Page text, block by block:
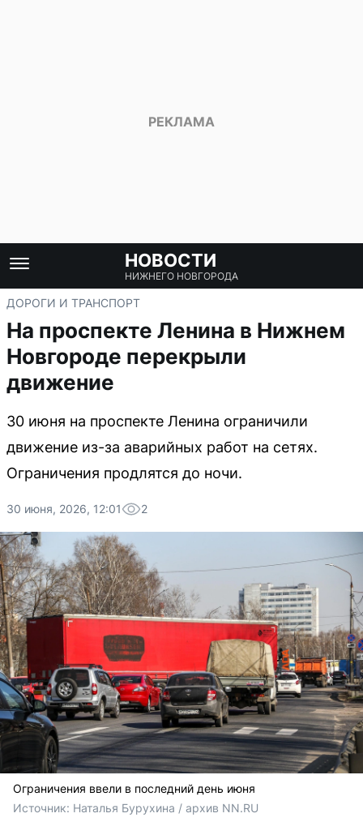
НОВОСТИ
НИЖНЕГО НОВГОРОДА
ДОРОГИ И ТРАНСПОРТ
На проспекте Ленина в Нижнем
Новгороде перекрыли
движение
30 июня на проспекте Ленина ограничили
движение из-за аварийных работ на сетях.
Ограничения продлятся до ночи.
30 июня, 2026, 12:01 2
Ограничения ввели в последний день июня
Источник: Наталья Бурухина / архив NN.RU